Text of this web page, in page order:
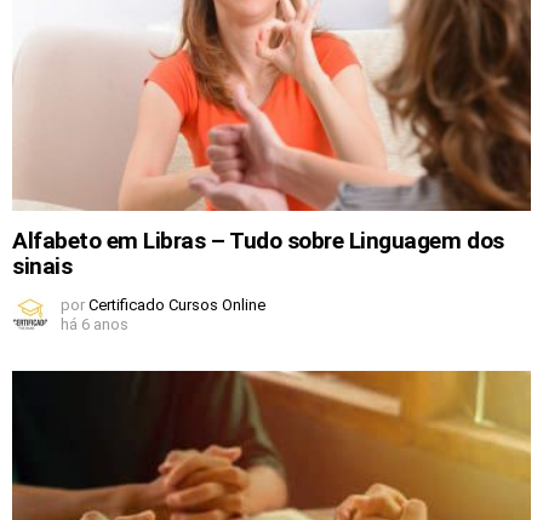
Alfabeto em Libras – Tudo sobre Linguagem dos
sinais
por Certificado Cursos Online
há 6 anos